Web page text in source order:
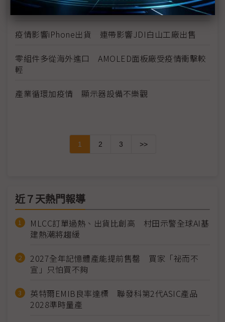
巧婦難為無米之炊 NB缺料3月恐無貨可出
疫情影響iPhone出貨 連帶影響JDI白山工廠出售
零組件多從海外進口 AMOLED面板廠受疫情衝擊較
輕
產業循環加疫情 顯示器設備不樂觀
1 2 3 >>
近７天熱門報導
MLCC訂單過熱、出貨比創高 村田示警全球AI基
建熱潮將趨緩
2027全年記憶體產能提前售罄 買家「祕而不
宣」只怕買不夠
英特爾EMIB良率達標 聯發科第2代ASIC產品
2028準時量產